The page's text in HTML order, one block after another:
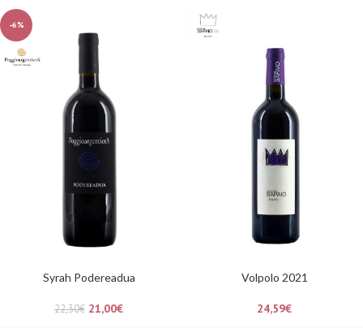
-6%
Syrah Podereadua
22,30€ 21,00€
Volpolo 2021
24,59€